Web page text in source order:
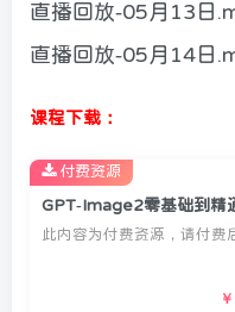
直播回放-05月13日
直播回放-05月14日
课程下载：
此内容为付费资源，请付费
￥
付费资源